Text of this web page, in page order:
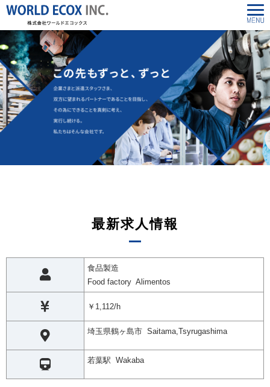
最新求人情報
食品製造
Food factory Alimentos
￥1,112/h
埼玉県鶴ヶ島市 Saitama,Tsyrugashima
若葉駅 Wakaba